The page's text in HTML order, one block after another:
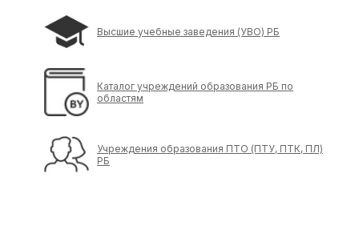
Высшие учебные заведения (УВО) РБ
Каталог учреждений образования РБ по
областям
Учреждения образования ПТО (ПТУ, ПТК, ПЛ)
РБ